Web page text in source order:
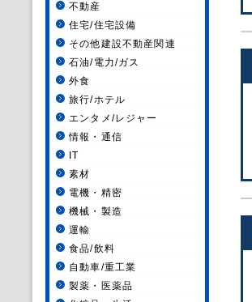
不動産
住宅/住宅設備
その他建設不動産関連
石油/電力/ガス
外食
旅行/ホテル
エンタメ/レジャー
情報・通信
IT
素材
電機・精密
機械・製造
運輸
食品/飲料
自動車/重工業
製薬・医薬品